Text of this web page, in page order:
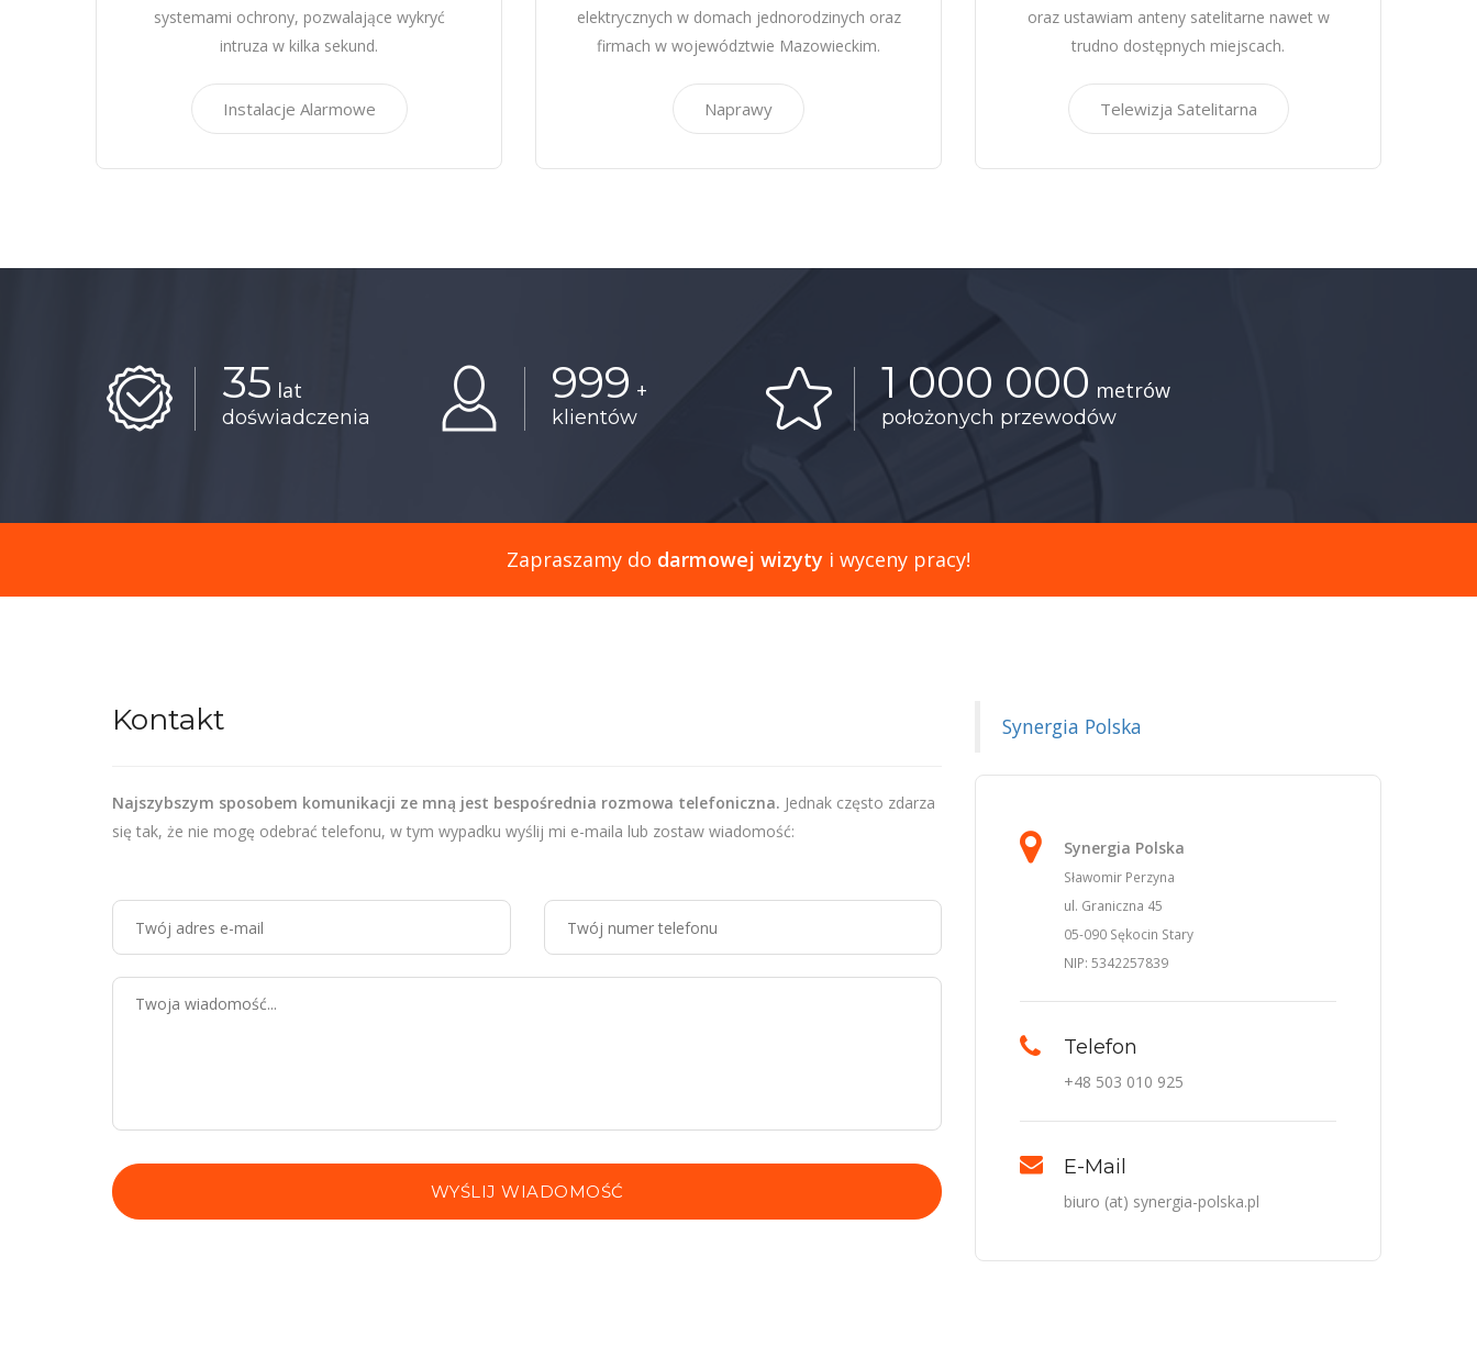
systemami ochrony, pozwalające wykryć
intruza w kilka sekund.
Instalacje Alarmowe
elektrycznych w domach jednorodzinych oraz
firmach w województwie Mazowieckim.
Naprawy
oraz ustawiam anteny satelitarne nawet w
trudno dostępnych miejscach.
Telewizja Satelitarna
35 lat
doświadczenia
999 +
klientów
1 000 000 metrów
położonych przewodów
Zapraszamy do darmowej wizyty i wyceny pracy!
Kontakt
Najszybszym sposobem komunikacji ze mną jest bespośrednia rozmowa telefoniczna. Jednak często zdarza
się tak, że nie mogę odebrać telefonu, w tym wypadku wyślij mi e-maila lub zostaw wiadomość:
WYŚLIJ WIADOMOŚĆ
Synergia Polska
Synergia Polska
Sławomir Perzyna
ul. Graniczna 45
05-090 Sękocin Stary
NIP: 5342257839
Telefon
+48 503 010 925
E-Mail
biuro (at) synergia-polska.pl